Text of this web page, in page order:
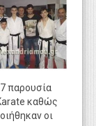
παρουσία
καθώς
οι